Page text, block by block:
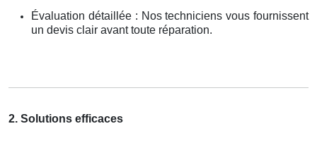
Évaluation détaillée : Nos techniciens vous fournissent
un devis clair avant toute réparation.
2. Solutions efficaces